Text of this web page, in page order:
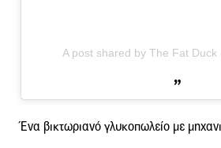
A post shared by The Fat Duck
Ένα βικτωριανό γλυκοπωλείο με